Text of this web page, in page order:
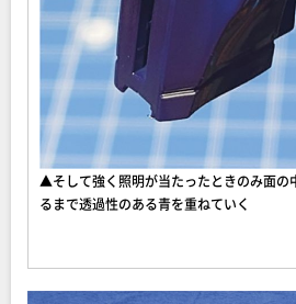
▲そして強く照明が当たったときのみ面の
るまで透過性のある青を重ねていく